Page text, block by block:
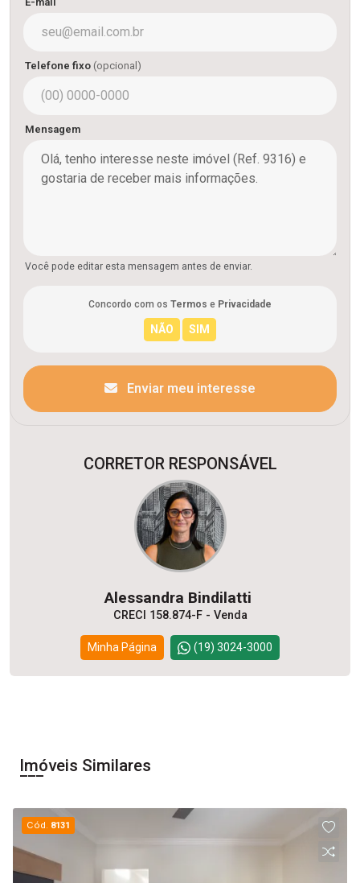
Telefone fixo (opcional)
Mensagem
Você pode editar esta mensagem antes de enviar.
Concordo com os Termos e Privacidade
Enviar meu interesse
CORRETOR RESPONSÁVEL
Alessandra Bindilatti
CRECI 158.874-F - Venda
Minha Página (19) 3024-3000
Imóveis Similares
Cód. 8131